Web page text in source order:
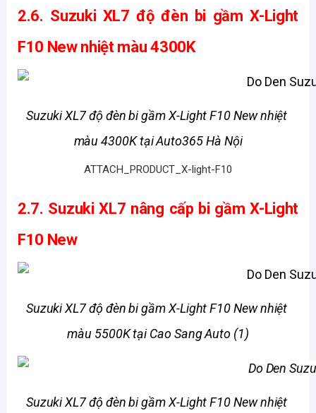
2.6. Suzuki XL7 độ đèn bi gầm X-Light
F10 New nhiệt màu 4300K
Suzuki XL7 độ đèn bi gầm X-Light F10 New nhiệt
màu 4300K tại Auto365 Hà Nội
ATTACH_PRODUCT_X-light-F10
2.7. Suzuki XL7 nâng cấp bi gầm X-Light
F10 New
Suzuki XL7 độ đèn bi gầm X-Light F10 New nhiệt
màu 5500K tại Cao Sang Auto (1)
Suzuki XL7 độ đèn bi gầm X-Light F10 New nhiệt